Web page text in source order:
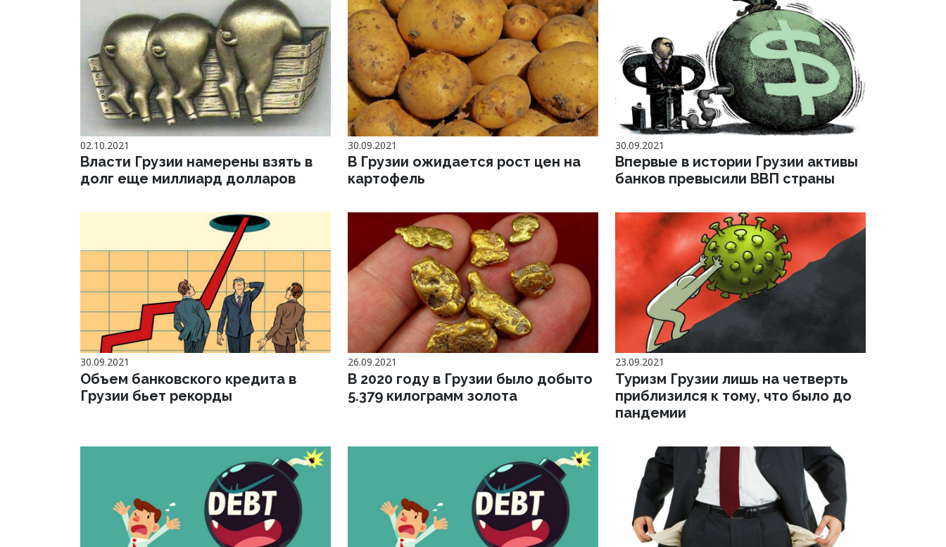
02.10.2021
Власти Грузии намерены взять в
долг еще миллиард долларов
30.09.2021
В Грузии ожидается рост цен на
картофель
30.09.2021
Впервые в истории Грузии активы
банков превысили ВВП страны
30.09.2021
Объем банковского кредита в
Грузии бьет рекорды
26.09.2021
В 2020 году в Грузии было добыто
5.379 килограмм золота
23.09.2021
Туризм Грузии лишь на четверть
приблизился к тому, что было до
пандемии